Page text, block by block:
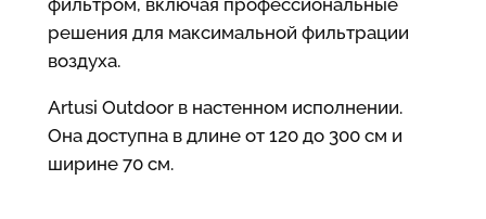
решения для максимальной фильтрации
воздуха.
Artusi Outdoor в настенном исполнении.
Она доступна в длине от 120 до 300 см и
ширине 70 см.